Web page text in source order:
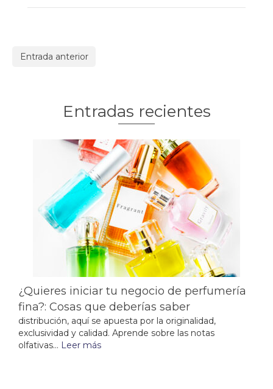
Entrada anterior
Entradas recientes
¿Quieres iniciar tu negocio de perfumería
fina?: Cosas que deberías saber
distribución, aquí se apuesta por la originalidad,
exclusividad y calidad. Aprende sobre las notas
olfativas... Leer más